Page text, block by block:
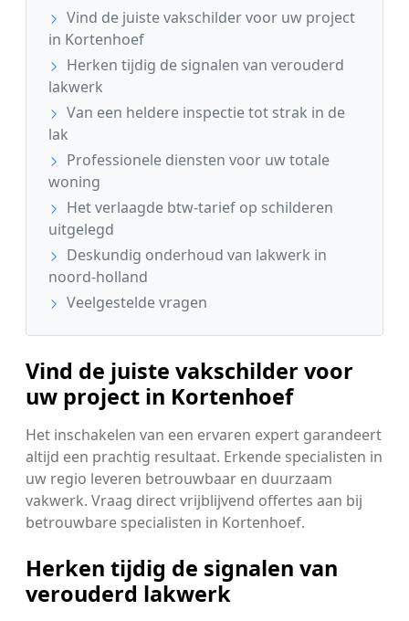
Vind de juiste vakschilder voor uw project
in Kortenhoef
Herken tijdig de signalen van verouderd
lakwerk
Van een heldere inspectie tot strak in de
lak
Professionele diensten voor uw totale
woning
Het verlaagde btw-tarief op schilderen
uitgelegd
Deskundig onderhoud van lakwerk in
noord-holland
Veelgestelde vragen
Vind de juiste vakschilder voor
uw project in Kortenhoef
Het inschakelen van een ervaren expert garandeert
altijd een prachtig resultaat. Erkende specialisten in
uw regio leveren betrouwbaar en duurzaam
vakwerk. Vraag direct vrijblijvend offertes aan bij
betrouwbare specialisten in Kortenhoef.
Herken tijdig de signalen van
verouderd lakwerk